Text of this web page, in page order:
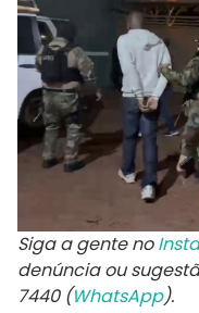
Siga a gente noInsta
denúncia ou
7440 (WhatsApp).